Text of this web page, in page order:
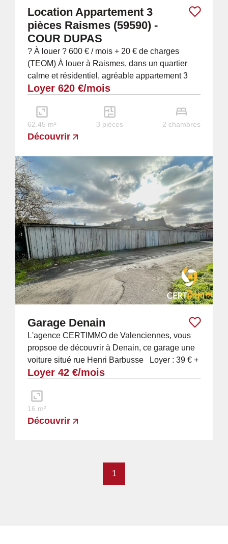
Location Appartement 3
pièces Raismes (59590) -
COUR DUPAS
? À louer ? 600 € / mois + 20 € de charges
(TEOM) À louer à Raismes, dans un quartier
calme et résidentiel, agréable appartement 3
pièces de 65 m², idéal pour un couple ou une...
Loyer 620 €/mois
62.45 m² 3 pièces 2 chambres
Découvrir
Garage Denain
L'agence CERTIMMO de Valenciennes, vous
propsoe de découvrir à Denain, ce garage une
voiture situé rue Henri Barbusse Loyer : 39 € +
3 € de chargesDépôt de garantie: 39€...
Loyer 42 €/mois
16 m²
Découvrir
1